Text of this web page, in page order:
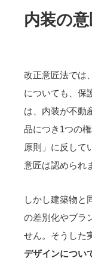
内装の
改正意匠法では
についても、保
は、内装が不動
品につき1つの
原則」に反して
意匠は認められ
しかし建築物と
の差別化やブラ
せん。そうした
デザインについ